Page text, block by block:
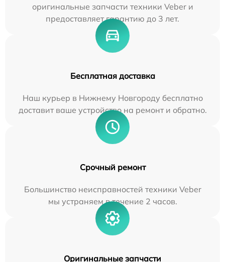
оригинальные запчасти техники Veber и
предоставляет гарантию до 3 лет.
Бесплатная доставка
Наш курьер в Нижнему Новгороду бесплатно
доставит ваше устройство на ремонт и обратно.
Срочный ремонт
Большинство неисправностей техники Veber
мы устраняем в течение 2 часов.
Оригинальные запчасти